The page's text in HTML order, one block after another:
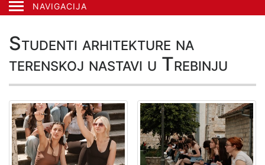
NAVIGACIJA
Studenti arhitekture na
terenskoj nastavi u Trebinju